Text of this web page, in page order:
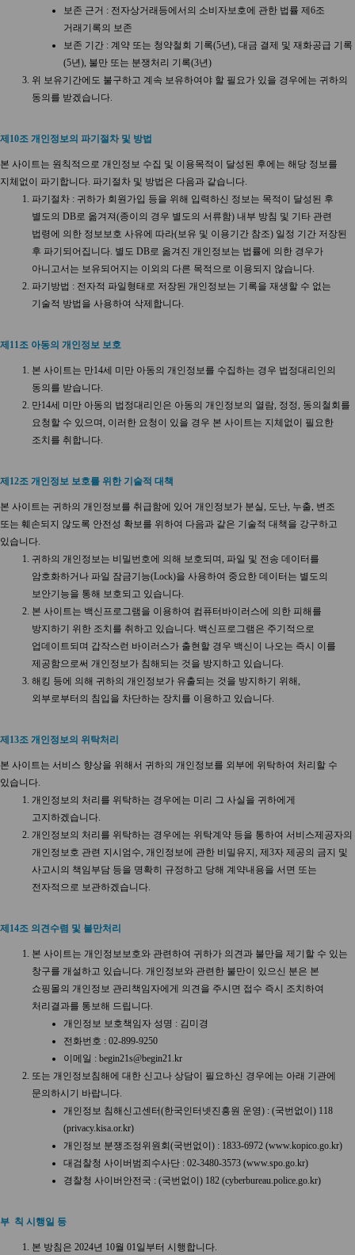
보존 근거 : 전자상거래등에서의 소비자보호에 관한 법률 제6조
거래기록의 보존
보존 기간 : 계약 또는 청약철회 기록(5년), 대금 결제 및 재화공급 기록
(5년), 불만 또는 분쟁처리 기록(3년)
위 보유기간에도 불구하고 계속 보유하여야 할 필요가 있을 경우에는 귀하의
동의를 받겠습니다.
제10조 개인정보의 파기절차 및 방법
본 사이트는 원칙적으로 개인정보 수집 및 이용목적이 달성된 후에는 해당 정보를
지체없이 파기합니다. 파기절차 및 방법은 다음과 같습니다.
파기절차 : 귀하가 회원가입 등을 위해 입력하신 정보는 목적이 달성된 후
별도의 DB로 옮겨져(종이의 경우 별도의 서류함) 내부 방침 및 기타 관련
법령에 의한 정보보호 사유에 따라(보유 및 이용기간 참조) 일정 기간 저장된
후 파기되어집니다. 별도 DB로 옮겨진 개인정보는 법률에 의한 경우가
아니고서는 보유되어지는 이외의 다른 목적으로 이용되지 않습니다.
파기방법 : 전자적 파일형태로 저장된 개인정보는 기록을 재생할 수 없는
기술적 방법을 사용하여 삭제합니다.
제11조 아동의 개인정보 보호
본 사이트는 만14세 미만 아동의 개인정보를 수집하는 경우 법정대리인의
동의를 받습니다.
만14세 미만 아동의 법정대리인은 아동의 개인정보의 열람, 정정, 동의철회를
요청할 수 있으며, 이러한 요청이 있을 경우 본 사이트는 지체없이 필요한
조치를 취합니다.
제12조 개인정보 보호를 위한 기술적 대책
본 사이트는 귀하의 개인정보를 취급함에 있어 개인정보가 분실, 도난, 누출, 변조
또는 훼손되지 않도록 안전성 확보를 위하여 다음과 같은 기술적 대책을 강구하고
있습니다.
귀하의 개인정보는 비밀번호에 의해 보호되며, 파일 및 전송 데이터를
암호화하거나 파일 잠금기능(Lock)을 사용하여 중요한 데이터는 별도의
보안기능을 통해 보호되고 있습니다.
본 사이트는 백신프로그램을 이용하여 컴퓨터바이러스에 의한 피해를
방지하기 위한 조치를 취하고 있습니다. 백신프로그램은 주기적으로
업데이트되며 갑작스런 바이러스가 출현할 경우 백신이 나오는 즉시 이를
제공함으로써 개인정보가 침해되는 것을 방지하고 있습니다.
해킹 등에 의해 귀하의 개인정보가 유출되는 것을 방지하기 위해,
외부로부터의 침입을 차단하는 장치를 이용하고 있습니다.
제13조 개인정보의 위탁처리
본 사이트는 서비스 향상을 위해서 귀하의 개인정보를 외부에 위탁하여 처리할 수
있습니다.
개인정보의 처리를 위탁하는 경우에는 미리 그 사실을 귀하에게
고지하겠습니다.
개인정보의 처리를 위탁하는 경우에는 위탁계약 등을 통하여 서비스제공자의
개인정보호 관련 지시엄수, 개인정보에 관한 비밀유지, 제3자 제공의 금지 및
사고시의 책임부담 등을 명확히 규정하고 당해 계약내용을 서면 또는
전자적으로 보관하겠습니다.
제14조 의견수렴 및 불만처리
본 사이트는 개인정보보호와 관련하여 귀하가 의견과 불만을 제기할 수 있는
창구를 개설하고 있습니다. 개인정보와 관련한 불만이 있으신 분은 본
쇼핑몰의 개인정보 관리책임자에게 의견을 주시면 접수 즉시 조치하여
처리결과를 통보해 드립니다.
개인정보 보호책임자 성명 : 김미경
전화번호 : 02-899-9250
이메일 : begin21s@begin21.kr
또는 개인정보침해에 대한 신고나 상담이 필요하신 경우에는 아래 기관에
문의하시기 바랍니다.
개인정보 침해신고센터(한국인터넷진흥원 운영) : (국번없이) 118
(privacy.kisa.or.kr)
개인정보 분쟁조정위원회(국번없이) : 1833-6972 (www.kopico.go.kr)
대검찰청 사이버범죄수사단 : 02-3480-3573 (www.spo.go.kr)
경찰청 사이버안전국 : (국번없이) 182 (cyberbureau.police.go.kr)
부 칙 시행일 등
본 방침은 2024년 10월 01일부터 시행합니다.